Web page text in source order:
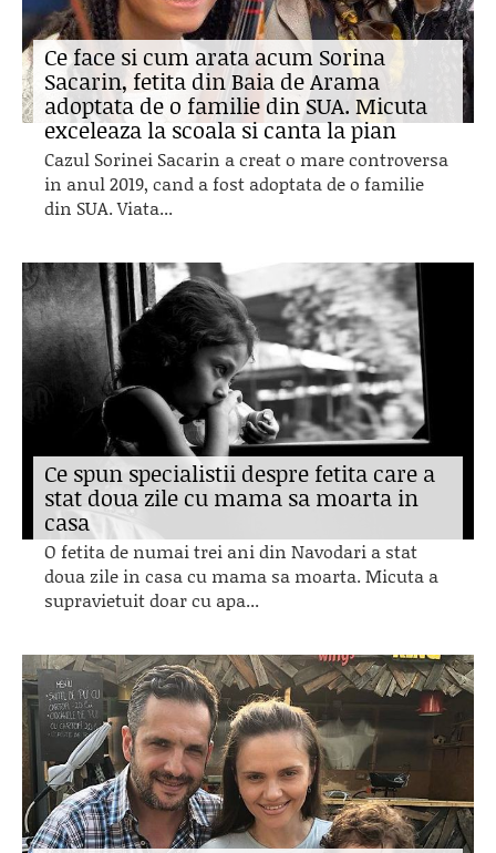
Ce face si cum arata acum Sorina
Sacarin, fetita din Baia de Arama
adoptata de o familie din SUA. Micuta
exceleaza la scoala si canta la pian
Cazul Sorinei Sacarin a creat o mare controversa
in anul 2019, cand a fost adoptata de o familie
din SUA. Viata...
Ce spun specialistii despre fetita care a
stat doua zile cu mama sa moarta in
casa
O fetita de numai trei ani din Navodari a stat
doua zile in casa cu mama sa moarta. Micuta a
supravietuit doar cu apa...